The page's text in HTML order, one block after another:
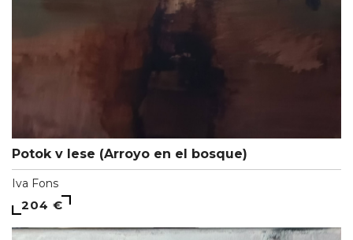
Potok v lese (Arroyo en el bosque)
Iva Fons
204 €